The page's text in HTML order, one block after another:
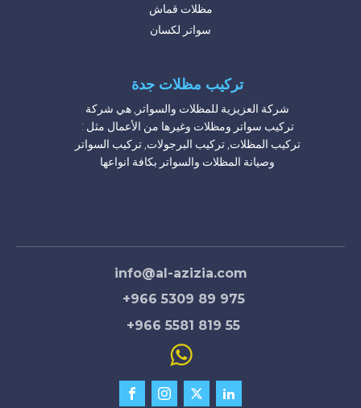
مظلات قماش
سواتر لكسان
تركيب مظلات جدة
شركة العزيزية للمظلات والسواتر, هي شركة
تركيب سواتر ومظلات وغيرها من الأعمال مثل :
تركيب المظلات, تركيب البرجولات, تركيب السواتر
وصيانة المظلات والسواتر بكافة انواعها
info@al-azizia.com
+966 5309 89 975
+966 5581 819 55